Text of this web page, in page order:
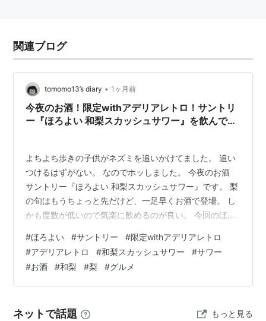
関連ブログ
tomomo13’s diary • 1ヶ月前
今夜のお酒！限定withアデリアレトロ！サントリ
ー『ほろよい 和梨スカッシュサワー』を飲んでみ
よちよち歩きの子供がネズミを追いかけてました。 追い
つけるはずがない。 なのでホッしました。 今夜のお酒
サントリー『ほろよい 和梨スカッシュサワー』です。 梨
の旬はもうちょっと先だけど、一足早くお酒で登場。 し
かも度数が低いので気楽に飲めるのが良い。 今回のほろ
トロなグラスの柄のことを言うみたいです。 リンク 『ほ
ろよい 和梨スカッシュサワー』は和梨の甘さとすっきり
とした味わいが楽しめる爽やかなサワーです。 発売日は
2026年7月7日。 税込み174円。 裏面。 製造者はサント
成分表示（1…
#ほろよい #サントリー #限定withアデリアレトロ
#アデリアレトロ #和梨スカッシュサワー #サワー
#お酒 #和梨 #梨 #グルメ
ネットで話題 もっと見る